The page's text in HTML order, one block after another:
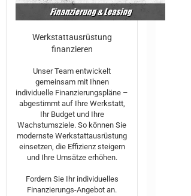
Werkstattausrüstung
finanzieren
Unser Team entwickelt
gemeinsam mit Ihnen
individuelle Finanzierungspläne –
abgestimmt auf Ihre Werkstatt,
Ihr Budget und Ihre
Wachstumsziele. So können Sie
modernste Werkstattausrüstung
einsetzen, die Effizienz steigern
und Ihre Umsätze erhöhen.
Fordern Sie Ihr individuelles
Finanzierungs-Angebot an.